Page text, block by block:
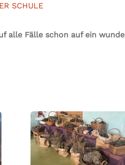
SCHULE
alle Fälle schon auf ein